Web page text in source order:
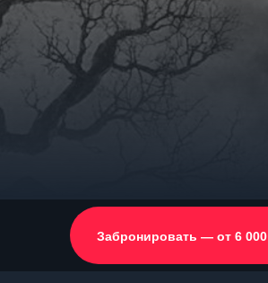
Забронировать — от 6 000